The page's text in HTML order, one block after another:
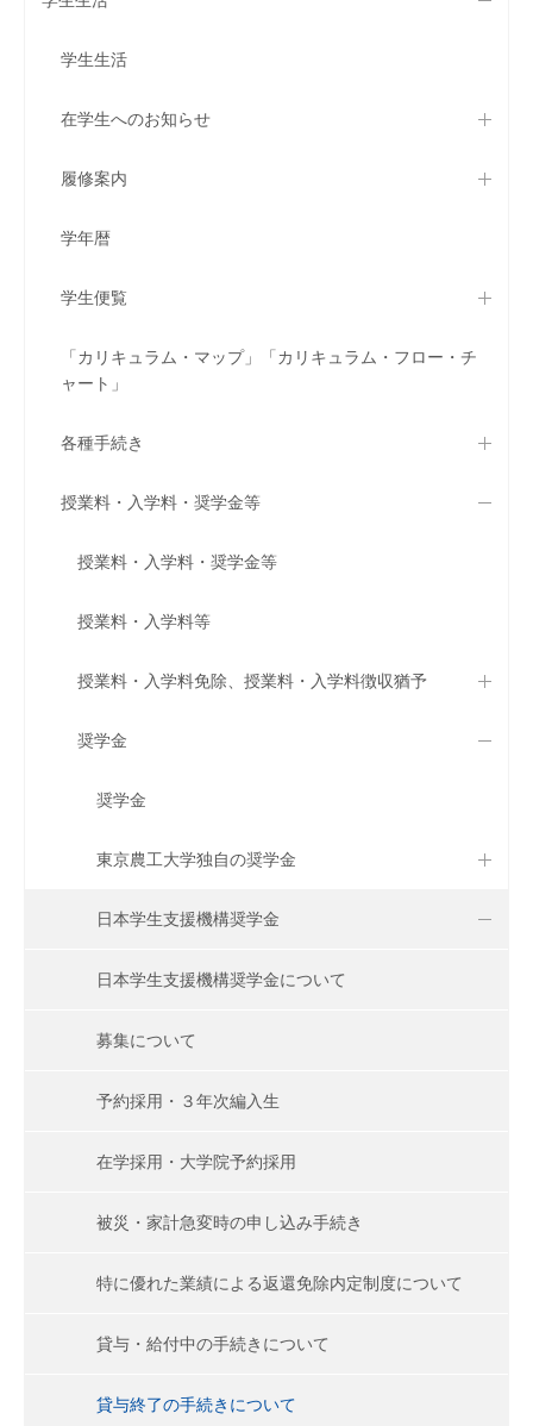
学生生活
在学生へのお知らせ
履修案内
学年暦
学生便覧
「カリキュラム・マップ」「カリキュラム・フロー・チ
ャート」
各種手続き
授業料・入学料・奨学金等
授業料・入学料・奨学金等
授業料・入学料等
授業料・入学料免除、授業料・入学料徴収猶予
奨学金
奨学金
東京農工大学独自の奨学金
日本学生支援機構奨学金
日本学生支援機構奨学金について
募集について
予約採用・３年次編入生
在学採用・大学院予約採用
被災・家計急変時の申し込み手続き
特に優れた業績による返還免除内定制度について
貸与・給付中の手続きについて
貸与終了の手続きについて